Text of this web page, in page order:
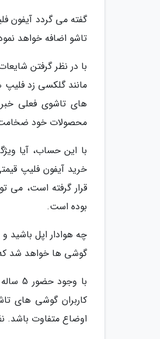
تاشو اضافه خواهد
مانند گلکسی زد فلیپ
های تاشوی فعلی خبر
محصولات خود
با این حساب، آیا
خرید آیفون فلیپ
قرار گرفته است،
بوده است.
چه هوادار اپل باشید
گوشی ها خواهد شد که
با
کاربران گوشی های
اوضاع متفاوت